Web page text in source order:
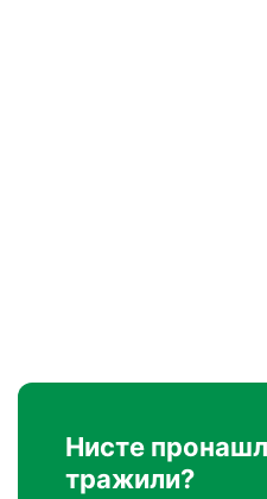
Нисте
тражили?